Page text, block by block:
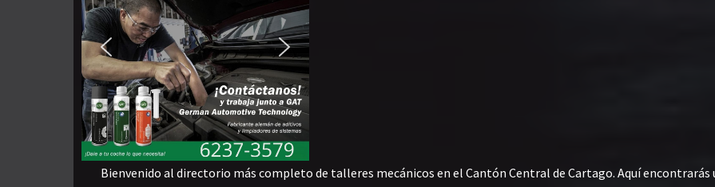
Bienvenido al directorio más completo de talleres mecánicos en el Cantón Central de Cartago. Aquí